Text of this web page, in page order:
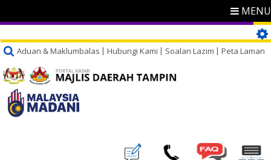
MENU
Aduan & Maklumbalas Hubungi Kami Soalan Lazim Peta Laman